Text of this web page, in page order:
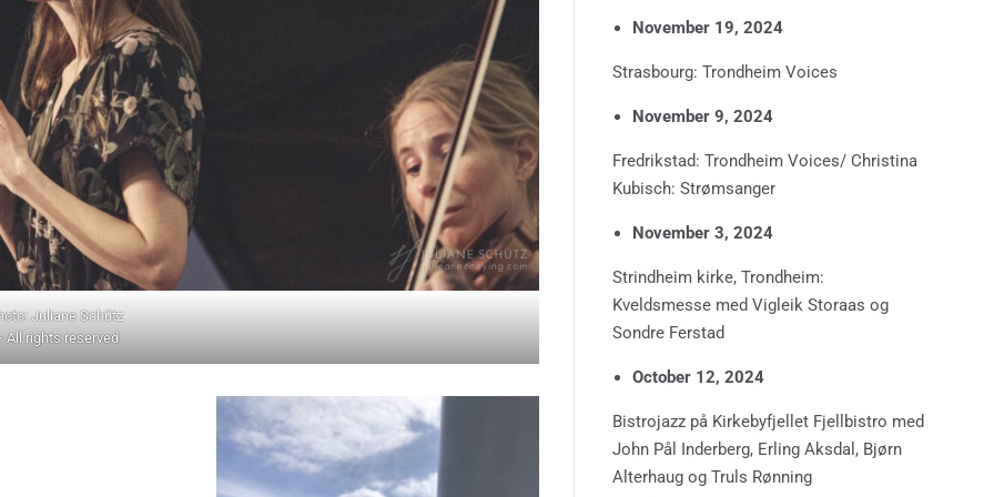
Juliane Schütz
All rights reserved
November 19, 2024
Strasbourg: Trondheim Voices
November 9, 2024
Fredrikstad: Trondheim Voices/ Christina
Kubisch: Strømsanger
November 3, 2024
Strindheim kirke, Trondheim:
Kveldsmesse med Vigleik Storaas og
Sondre Ferstad
October 12, 2024
Bistrojazz på Kirkebyfjellet Fjellbistro med
John Pål Inderberg, Erling Aksdal, Bjørn
Alterhaug og Truls Rønning